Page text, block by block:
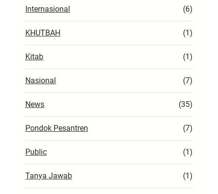
Internasional (6)
KHUTBAH (1)
Kitab (1)
Nasional (7)
News (35)
Pondok Pesantren (7)
Public (1)
Tanya Jawab (1)